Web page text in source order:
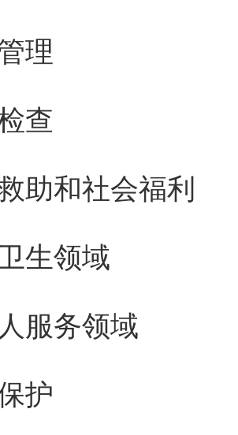
理
查
助和社会福利
生领域
服务领域
护